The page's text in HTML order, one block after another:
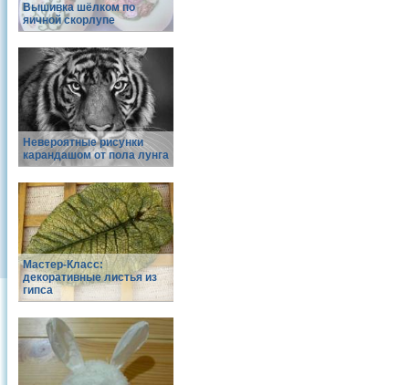
Вышивка шёлком по
яичной скорлупе
Невероятные рисунки
карандашом от пола лунга
Мастер-Класс:
декоративные листья из
гипса